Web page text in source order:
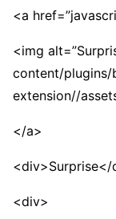
<a
<img
content/plugins/
extension//
</a>
<div>Surprise</
<div>